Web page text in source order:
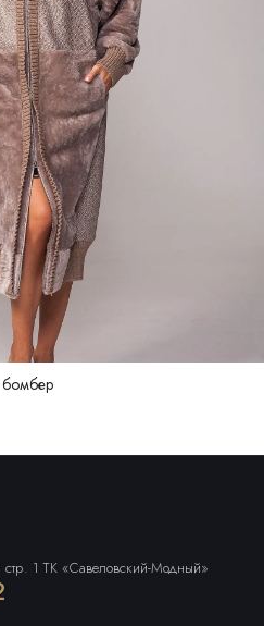
1 ТК «Савеловский-Модный»